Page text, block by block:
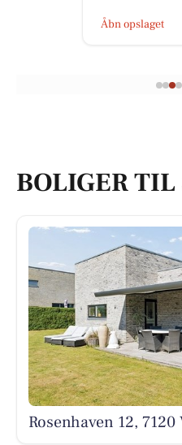
Åbn opslaget
BOLIGER TIL
Rosenhaven 12,